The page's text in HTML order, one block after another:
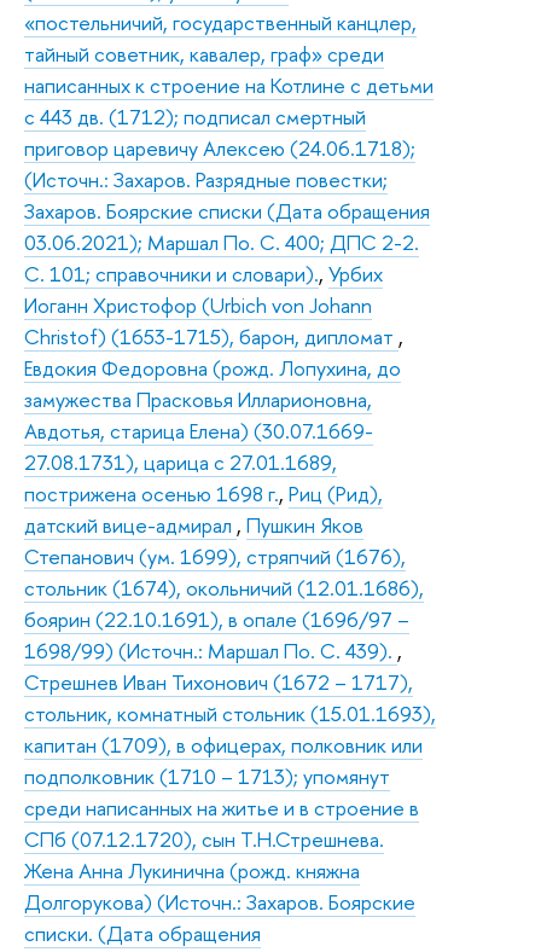
«постельничий, государственный канцлер,
тайный советник, кавалер, граф» среди
написанных к строение на Котлине с детьми
с 443 дв. (1712); подписал смертный
приговор царевичу Алексею (24.06.1718);
(Источн.: Захаров. Разрядные повестки;
Захаров. Боярские списки (Дата обращения
03.06.2021); Маршал По. С. 400; ДПС 2-2.
С. 101; справочники и словари)., Урбих
Иоганн Христофор (Urbich von Johann
Christof) (1653-1715), барон, дипломат ,
Евдокия Федоровна (рожд. Лопухина, до
замужества Прасковья Илларионовна,
Авдотья, старица Елена) (30.07.1669-
27.08.1731), царица с 27.01.1689,
пострижена осенью 1698 г., Риц (Рид),
датский вице-адмирал , Пушкин Яков
Степанович (ум. 1699), стряпчий (1676),
стольник (1674), окольничий (12.01.1686),
боярин (22.10.1691), в опале (1696/97 –
1698/99) (Источн.: Маршал По. С. 439). ,
Стрешнев Иван Тихонович (1672 – 1717),
стольник, комнатный стольник (15.01.1693),
капитан (1709), в офицерах, полковник или
подполковник (1710 – 1713); упомянут
среди написанных на житье и в строение в
СПб (07.12.1720), сын Т.Н.Стрешнева.
Жена Анна Лукинична (рожд. княжна
Долгорукова) (Источн.: Захаров. Боярские
списки. (Дата обращения